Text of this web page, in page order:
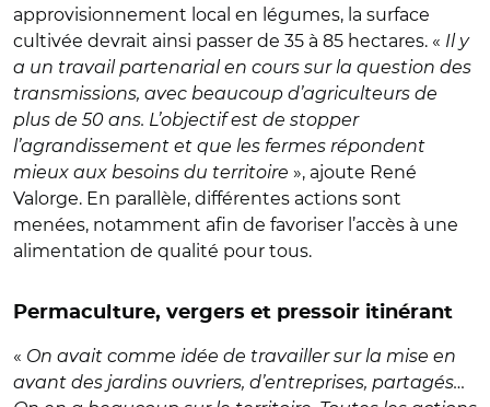
approvisionnement local en légumes, la surface
cultivée devrait ainsi passer de 35 à 85 hectares. « Il y
a un travail partenarial en cours sur la question des
transmissions, avec beaucoup d’agriculteurs de
plus de 50 ans. L’objectif est de stopper
l’agrandissement et que les fermes répondent
mieux aux besoins du territoire », ajoute René
Valorge. En parallèle, différentes actions sont
menées, notamment afin de favoriser l’accès à une
alimentation de qualité pour tous.
Permaculture, vergers et pressoir itinérant
« On avait comme idée de travailler sur la mise en
avant des jardins ouvriers, d’entreprises, partagés…